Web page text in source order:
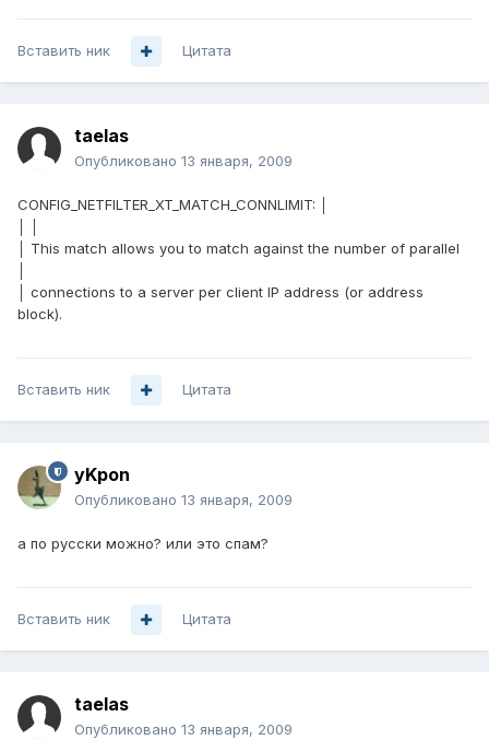
Вставить ник Цитата
taelas
Опубликовано 13 января, 2009
CONFIG_NETFILTER_XT_MATCH_CONNLIMIT: │
│ This match allows you to match against the number of parallel
│ connections to a server per client IP address (or address
block).
Вставить ник Цитата
yKpon
Опубликовано 13 января, 2009
а по русски можно? или это спам?
Вставить ник Цитата
taelas
Опубликовано 13 января, 2009